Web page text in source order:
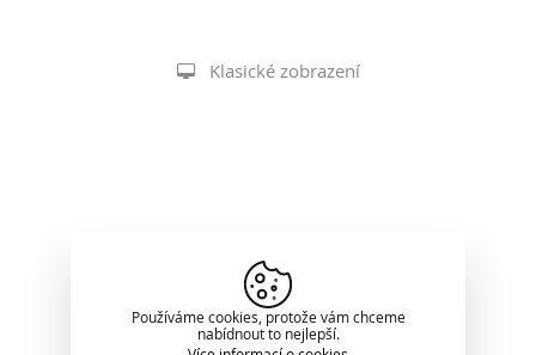
Klasické zobrazení
Používáme cookies, protože vám chceme
nabídnout to nejlepší.